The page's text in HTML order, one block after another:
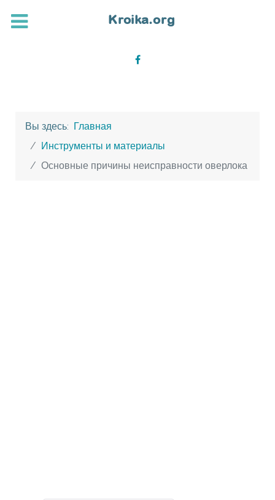
Вы здесь: Главная
Инструменты и материалы
Основные причины неисправности оверлока